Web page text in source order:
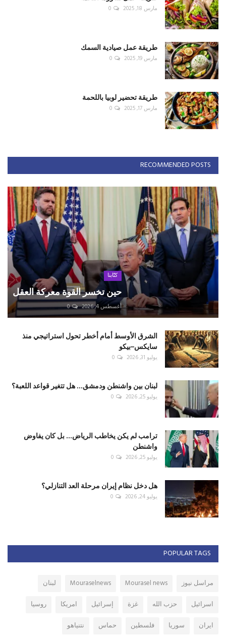
مارس 18, 2025 0
طريقة عمل صيادية السمك
مارس 19, 2025 0
طريقة تحضير لوبيا باللحمة
مارس 17, 2025 0
RECOMMENDED POSTS
كتّابنا
حين تخسر القوة معركة العقل
أغسطس 4, 2026 0
الشرق الأوسط أمام أخطر تحول استراتيجي منذ
سايكس–بيكو
يوليو 31, 2026 0
لبنان بين واشنطن ودمشق... هل تتغير قواعد اللعبة؟
يوليو 25, 2026 0
ترامب لم يكن يخاطب الرياض... بل كان يفاوض
واشنطن
يوليو 25, 2026 0
هل دخل نظام إيران مرحلة العد التنازلي؟
يوليو 24, 2026 0
POPULAR TAGS
مراسل نيوز Mourasel news
Mouraselnews
لبنان
اسرائيل
حزب الله غزة إسرائيل امريكا
روسيا
ايران
سوريا فلسطين حماس نتنياهو